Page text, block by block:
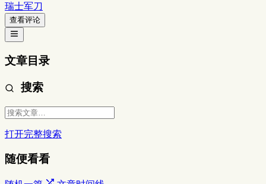
瑞士军刀
查看评论
文章目录
搜索
打开完整搜索
随便看看